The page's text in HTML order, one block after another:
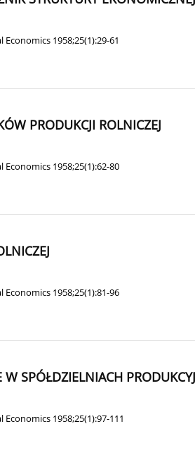
1958;25(1):29-61
PRODUKCJI ROLNICZEJ
1958;25(1):62-80
1958;25(1):81-96
SPÓŁDZIELNIACH
1958;25(1):97-111